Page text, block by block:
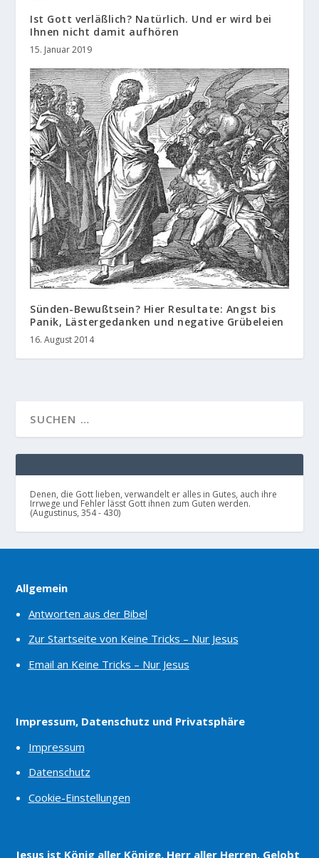
Ist Gott verläßlich? Natürlich. Und er wird bei
Ihnen nicht damit aufhören
15. Januar 2019
Sünden-Bewußtsein? Hier Resultate: Angst bis
Panik, Lästergedanken und negative Grübeleien
16. August 2014
Denen, die Gott lieben, verwandelt er alles in Gutes, auch ihre
Irrwege und Fehler lässt Gott ihnen zum Guten werden.
(Augustinus, 354 - 430)
Allgemein
Antworten aus der Bibel
Zur Startseite von Keine Tricks – Nur Jesus
Email an Keine Tricks – Nur Jesus
Impressum, Datenschutz und Privatsphäre
Impressum
Datenschutz
Cookie-Einstellungen
Jesus ist König aller Könige, Herr aller Herren. Gelobt